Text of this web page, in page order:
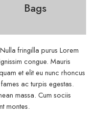
Bags
fringilla purus Lorem
congue. Mauris
et elit eu nunc rhoncus
ac turpis egestas.
massa. Cum sociis
montes.